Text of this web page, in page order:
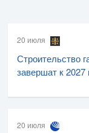
20 июля
Строительство
завершат к 2027
20 июля